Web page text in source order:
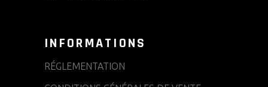
INFORMATIONS
RÉGLEMENTATION